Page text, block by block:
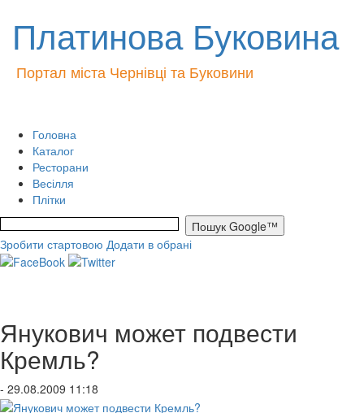
Платинова Буковина
Портал міста Чернівці та Буковини
Головна
Каталог
Ресторани
Весілля
Плітки
Зробити стартовою Додати в обрані
Янукович может подвести
Кремль?
- 29.08.2009 11:18